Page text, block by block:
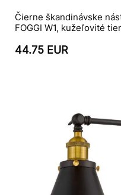
Čierne škandinávske
FOGGI W1, kužeľovité
44.75 EUR